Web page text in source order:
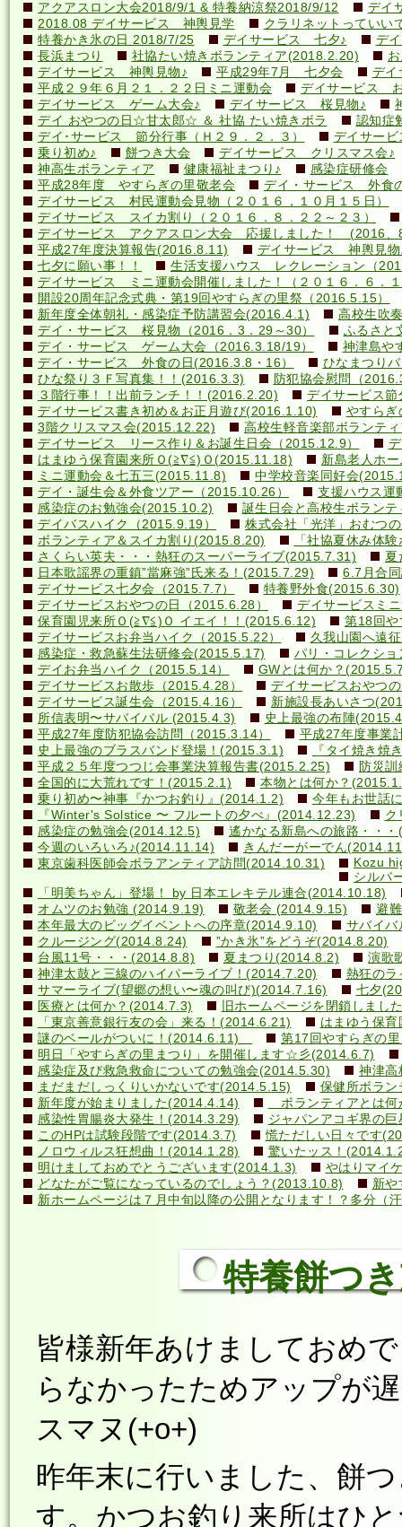
アクアスロン大会2018/9/1 & 特養納涼祭2018/9/12
デイ
2018.08 デイサービス 神輿見学
クラリネットってい
特養かき氷の日 2018/7/25
デイサービス 七夕♪
デ
長浜まつり
社協たい焼きボランティア(2018.2.20)
デイサービス 神輿見物♪
平成29年7月 七夕会
デイ
平成２９年６月２１．２２日ミニ運動会
デイサービス
デイサービス ゲーム大会♪
デイサービス 桜見物♪
デイ おやつの日☆甘太郎☆ ＆ 社協 たい焼きボラ
認知症
デイ･サービス 節分行事（Ｈ２９．２．３）
デイサー
乗り初め♪
餅つき大会
デイサービス クリスマス会♪
神高生ボランティア
健康福祉まつり♪
感染症研修会
平成28年度 やすらぎの里敬老会
デイ・サービス 外食
デイサービス 村民運動会見物（２０１６，１０月１５日）
デイサービス スイカ割り（２０１６．８．２２～２３）
デイサービス アクアスロン大会 応援しました！ (2016、
平成27年度決算報告(2016.8.11)
デイサービス 神輿見物
七夕に願い事！！
生活支援ハウス レクレーション（
デイサービス ミニ運動会開催しました！（２０１６．６．
開設20周年記念式典・第19回やすらぎの里祭（2016.5.15）
新年度全体朝礼・感染症予防講習会(2016.4.1)
高校生吹
デイ・サービス 桜見物（2016．3．29～30）
ふるさと
デイ・サービス ゲーム大会（2016.3.18/19）
神津島や
デイ・サービス 外食の日(2016.3.8・16）
ひなまつり
ひな祭り３Ｆ写真集！！(2016.3.3)
防犯協会慰問（
３階行事！！出前ランチ！！(2016.2.20)
デイサービス
デイサービス書き初め＆お正月遊び(2016.1.10)
やすら
3階クリスマス会(2015.12.22)
高校生軽音楽部ボランテ
デイサービス リース作り＆お誕生日会（2015.12.9）
はまゆう保育園来所Ｏ(≧∇≦)Ｏ(2015.11.18)
新島老人ホ
ミニ運動会＆七五三(2015.11.8)
中学校音楽同好会
デイ・誕生会＆外食ツアー（2015.10.26）
支援ハウス運
感染症のお勉強会(2015.10.2)
誕生日会と高校生ボラン
デイバスハイク（2015.9.19）
株式会社「光洋」おむつ
ボランティア＆スイカ割り(2015.8.20)
「社協夏休み体
さくらい英夫・・・熱狂のスーパーライブ(2015.7.31)
夏
日本歌謡界の重鎮”當麻強”氏来る！(2015.7.29)
6.7月合
デイサービス七夕会（2015.7.7）
特養野外食(2015.6.30)
デイサービスおやつの日（2015.6.28）
デイサービスミ
保育園児来所Ｏ(≧∇≦)Ｏ イエイ！！(2015.6.12)
第18回
デイサービスお弁当ハイク（2015.5.22）
久我山園へ遠
感染症・救急蘇生法研修会(2015.5.17)
パリ・コレクシ
デイお弁当ハイク（2015.5.14）
GWとは何か？
デイサービスお散歩（2015.4.28）
デイサービスおやつ
デイサービス誕生会（2015.4.16）
新施設長あいさつ
所信表明〜サバイバル (2015.4.3)
史上最強の布陣
平成27年度防犯協会訪問（2015.3.14）
平成27年度事業
史上最強のブラスバンド登場！(2015.3.1)
『タイ焼き焼
平成２５年度つつじ会事業決算報告書(2015.2.25)
防災
全国的に大荒れです！(2015.2.1)
本物とは何か？
乗り初め〜神事『かつお釣り』(2014.1.2)
今年もお世話
『Winter's Solstice 〜 フルートの夕べ』(2014.12.23)
ク
感染症の勉強会(2014.12.5)
遙かなる新島への旅路・・
今週のいろいろ♪(2014.11.14)
きんだーがーでん
東京歯科医師会ボラアンティア訪問(2014.10.31)
Kozu
シルバ
「明美ちゃん」登場！ by 日本エレキテル連合(2014.10.18)
オムツのお勉強 (2014.9.19)
敬老会 (2014.9.15)
避
本年最大のビッグイベントへの序章(2014.9.10)
サバイ
クルージング(2014.8.24)
”かき氷”をどうぞ(2014.8.20)
台風11号・・・(2014.8.8)
夏まつり(2014.8.2)
演歌
神津太鼓と三線のハイパーライブ！(2014.7.20)
熱狂の
サマーライブ(望郷の想い〜魂の叫び)(2014.7.16)
七夕
医療とは何か？(2014.7.3)
旧ホームページを閉鎖しまし
「東京善意銀行友の会」来る！(2014.6.21)
はまゆう保
謎のベールがついに！(2014.6.11)
第17回やすらぎの
明日「やすらぎの里まつり」を開催します☆彡(2014.6.7)
感染症及び救急救命についての勉強会(2014.5.30)
神津高
まだまだしっくりいかないです(2014.5.15)
保健所ボラ
新年度が始まりました(2014.4.14)
ボランティアとは
感染性胃腸炎大発生！(2014.3.29)
ジャパンアコギ界の
このHPは試験段階です(2014.3.7)
慌ただしい日々です
ノロウィルス狂想曲！(2014.1.28)
驚いたッス！
明けましておめでとうございます(2014.1.3)
やはりマイ
どなたがご覧になっているのでしょう？(2013.10.8)
新や
新ホームページは７月中旬以降の公開となります！？多分
特養餅つ
皆様新年あけましておめ
らなかったためアップが
スマヌ(+o+)
昨年末に行いました、餅
す。かつお釣り来所はひ